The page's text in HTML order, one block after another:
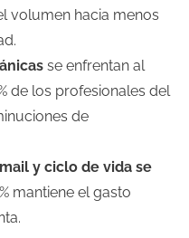
volumen hacia menos
se enfrentan al
de los profesionales del
de
y ciclo de vida se
mantiene el gasto